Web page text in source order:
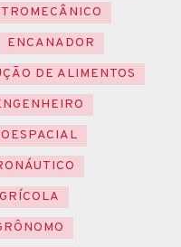
ENCANADOR
DE ALIMENTOS